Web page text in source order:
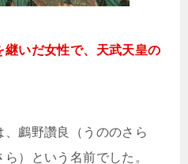
いだ女性で、天武天皇の
鸕野讚良（うののさら
）という名前でした。